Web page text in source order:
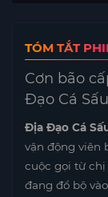
TÓM TẮT
Cơn bão
Đạo Cá
Địa Đạo Cá
vận động viên
cuộc gọi từ chị
đang đổ bộ